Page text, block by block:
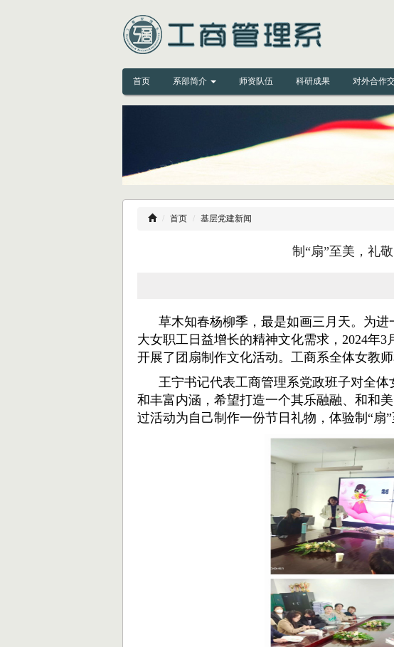
首页 系部简介 师资队伍 科研成果 对外合作
首页 基层党建新闻
制“扇”至美，礼
草木知春杨柳季，最是如画三月天。为进
大女职工日益增长的精神文化需求， 2024年3
开展了团扇制作文化活动。工商系全体女教
王宁书记代表工商管理系党政班子对全体
和丰富内涵，希望打造一个其乐融融、和和
过活动为自己制作一份节日礼物，体验制“扇”